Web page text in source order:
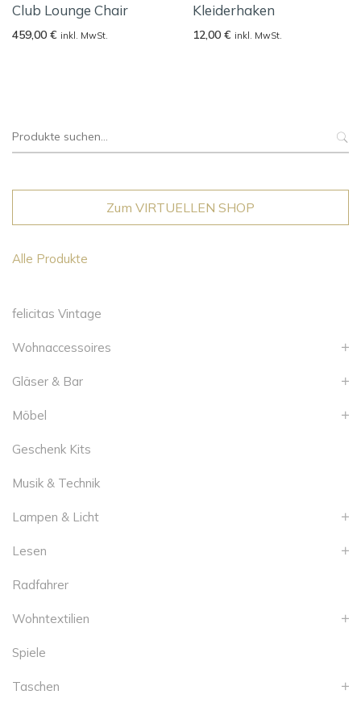
Club Lounge Chair
459,00 € inkl. MwSt.
Kleiderhaken
12,00 € inkl. MwSt.
Suche
Zum VIRTUELLEN SHOP
Alle Produkte
felicitas Vintage
Wohnaccessoires
Gläser & Bar
Möbel
Geschenk Kits
Musik & Technik
Lampen & Licht
Lesen
Radfahrer
Wohntextilien
Spiele
Taschen